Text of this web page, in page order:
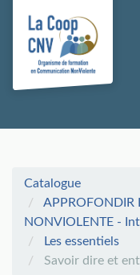
Aller au menu principal
Aller au contenu
Personnaliser l'interface
Catalogue
APPROFONDIR
NONVIOLENTE -
Les essentiels
Savoir dire et